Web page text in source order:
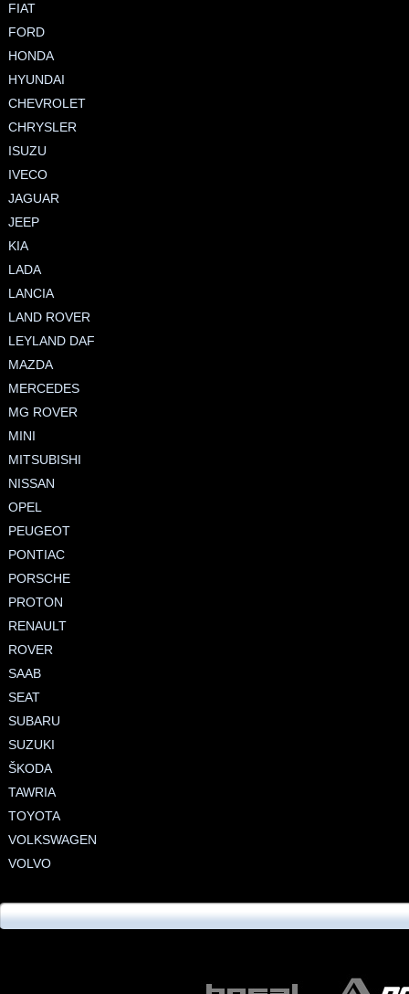
FIAT
FORD
HONDA
HYUNDAI
CHEVROLET
CHRYSLER
ISUZU
IVECO
JAGUAR
JEEP
KIA
LADA
LANCIA
LAND ROVER
LEYLAND DAF
MAZDA
MERCEDES
MG ROVER
MINI
MITSUBISHI
NISSAN
OPEL
PEUGEOT
PONTIAC
PORSCHE
PROTON
RENAULT
ROVER
SAAB
SEAT
SUBARU
SUZUKI
ŠKODA
TAWRIA
TOYOTA
VOLKSWAGEN
VOLVO